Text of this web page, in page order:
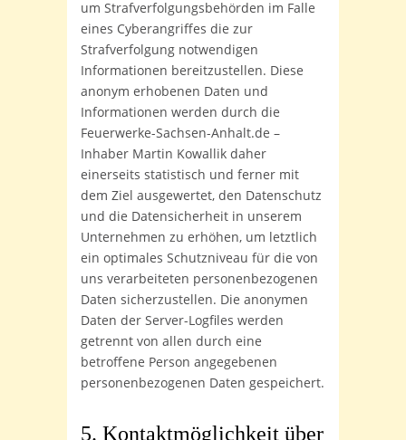
um Strafverfolgungsbehörden im Falle
eines Cyberangriffes die zur
Strafverfolgung notwendigen
Informationen bereitzustellen. Diese
anonym erhobenen Daten und
Informationen werden durch die
Feuerwerke-Sachsen-Anhalt.de –
Inhaber Martin Kowallik daher
einerseits statistisch und ferner mit
dem Ziel ausgewertet, den Datenschutz
und die Datensicherheit in unserem
Unternehmen zu erhöhen, um letztlich
ein optimales Schutzniveau für die von
uns verarbeiteten personenbezogenen
Daten sicherzustellen. Die anonymen
Daten der Server-Logfiles werden
getrennt von allen durch eine
betroffene Person angegebenen
personenbezogenen Daten gespeichert.
5. Kontaktmöglichkeit über